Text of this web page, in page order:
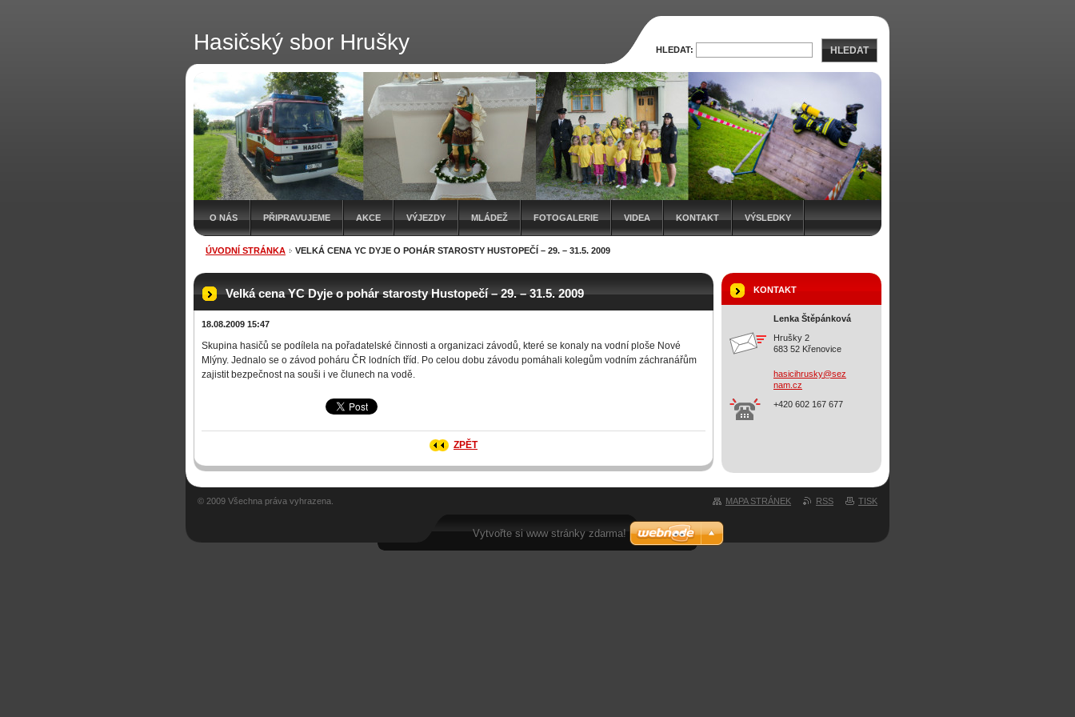
Hasičský sbor Hrušky
O NÁS PŘIPRAVUJEME AKCE VÝJEZDY MLÁDEŽ FOTOGALERIE VIDEA KONTAKT VÝSLEDKY
ÚVODNÍ STRÁNKA VELKÁ CENA YC DYJE O POHÁR STAROSTY HUSTOPEČÍ – 29. – 31.5. 2009
Velká cena YC Dyje o pohár starosty Hustopečí – 29. – 31.5. 2009
18.08.2009 15:47
Skupina hasičů se podílela na pořadatelské činnosti a organizaci závodů, které se konaly na vodní ploše Nové
Mlýny. Jednalo se o závod poháru ČR lodních tříd. Po celou dobu závodu pomáhali kolegům vodním záchranářům
zajistit bezpečnost na souši i ve člunech na vodě.
ZPĚT
KONTAKT
Lenka Štěpánková
Hrušky 2
683 52 Křenovice
hasicihrusky@sez
nam.cz
+420 602 167 677
HLEDAT: HLEDAT
MAPA STRÁNEK RSS TISK
© 2009 Všechna práva vyhrazena.
Vytvořte si www stránky zdarma!